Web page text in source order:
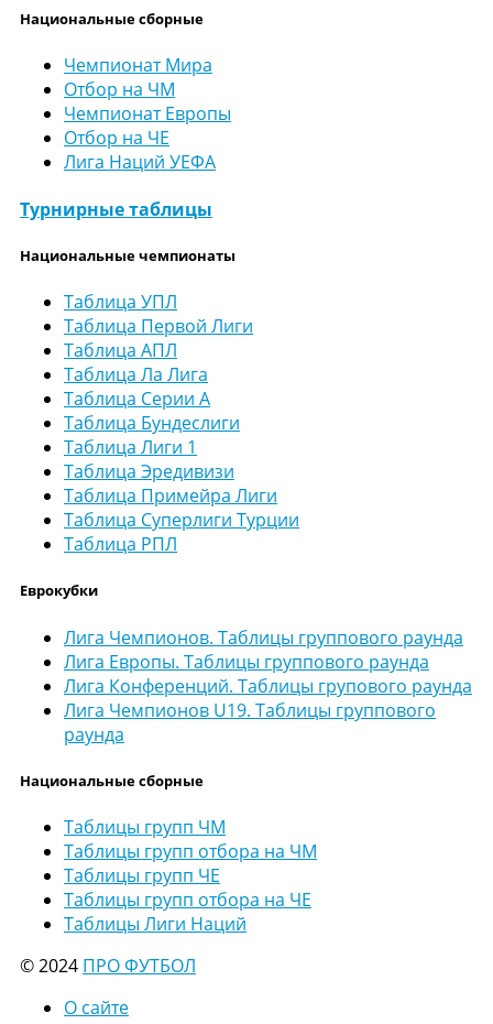
Национальные сборные
Чемпионат Мира
Отбор на ЧМ
Чемпионат Европы
Отбор на ЧЕ
Лига Наций УЕФА
Турнирные таблицы
Национальные чемпионаты
Таблица УПЛ
Таблица Первой Лиги
Таблица АПЛ
Таблица Ла Лига
Таблица Серии А
Таблица Бундеслиги
Таблица Лиги 1
Таблица Эредивизи
Таблица Примейра Лиги
Таблица Суперлиги Турции
Таблица РПЛ
Еврокубки
Лига Чемпионов. Таблицы группового раунда
Лига Европы. Таблицы группового раунда
Лига Конференций. Таблицы групового раунда
Лига Чемпионов U19. Таблицы группового
раунда
Национальные сборные
Таблицы групп ЧМ
Таблицы групп отбора на ЧМ
Таблицы групп ЧЕ
Таблицы групп отбора на ЧЕ
Таблицы Лиги Наций
© 2024 ПРО ФУТБОЛ
О сайте